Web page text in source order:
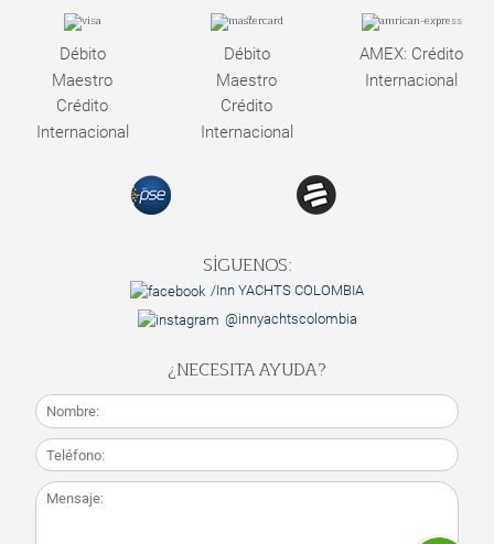
Débito
Maestro
Crédito
Internacional
Débito
Maestro
Crédito
Internacional
AMEX: Crédito
Internacional
SÍGUENOS:
/Inn YACHTS COLOMBIA
@innyachtscolombia
¿NECESITA AYUDA?